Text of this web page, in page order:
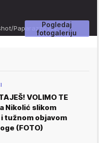
Pogledaj
fotogaleriju
Paparazzo lov
VOLIMO TE
Nikolić slikom
tužnom objavom
(FOTO)